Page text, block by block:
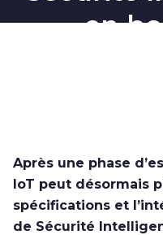
en
Après une phase
IoT peut désormais
spécifications et
de Sécurité